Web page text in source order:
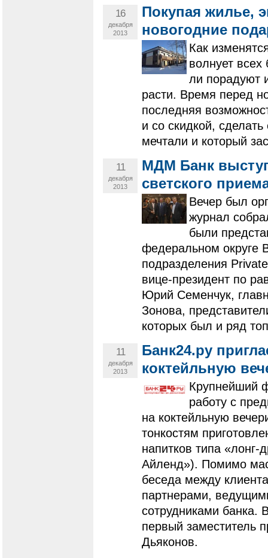
16
декабря
2013
Покупая жилье,
новогодние
Как
волнует всех
ли порадуют
расти. Время перед
последняя
и со скидкой,
мечтали и который
11
декабря
2013
МДМ Банк
светского
Вечер был
журнал
были
федеральном округе
подразделения
вице-президент по
Юрий Семенчук,
Зонова,
которых был и ряд
11
декабря
2013
Банк24.ру
коктейльную
Крупнейший
работу с
на коктейльную
тонкостям
напитков типа «лонг-
Айленд»). Помимо
беседа между
партнерами,
сотрудниками банка.
первый заместитель
Дьяконов.